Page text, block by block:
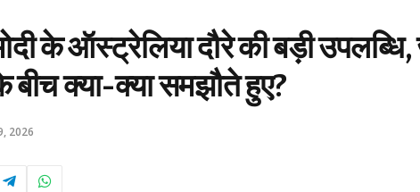
के ऑस्ट्रेलिया दौरे की बड़ी
क्या-क्या समझौते हुए?
2026